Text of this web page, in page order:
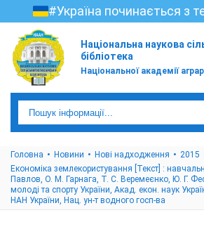
#Україна починається з
Національна наукова
бібліотека
Національної академії
Головна Новини Нові надходження 2015
Економіка землекористування [Текст] :
Павлов, О. М. Гарнага, Т. С. Веремеєнко, Ю. Г.
молоді та спорту України, Акад. екон. наук
НАН України, Нац. ун-т водного госп-ва